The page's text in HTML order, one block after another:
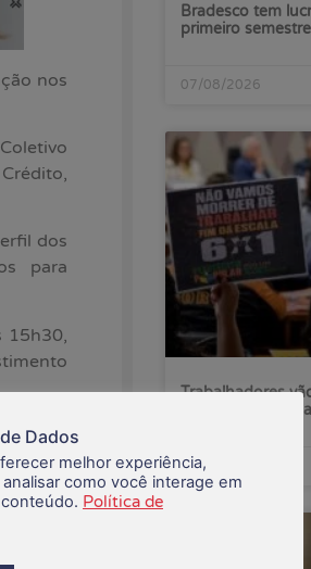
nos
dos
para
15h30,
Bradesco tem
primeiro semestre
07/08/2026
Trabalhadores
pelo fim da
07/08/2026
Dados
melhor experiência,
como você interage em
Política de